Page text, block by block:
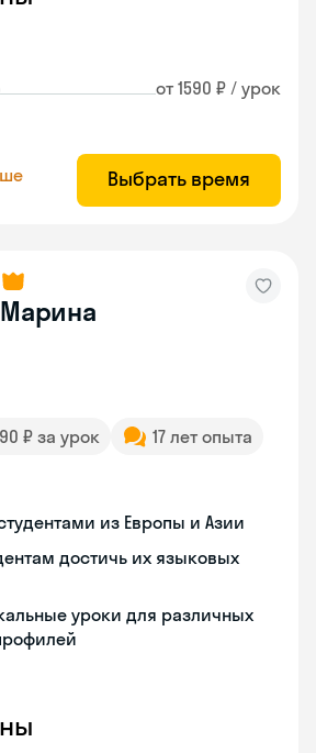
от 1590 ₽ / урок
Выбрать время
Марина
₽ за урок
17 лет опыта
из Европы и Азии
достичь их языковых
уроки для различных